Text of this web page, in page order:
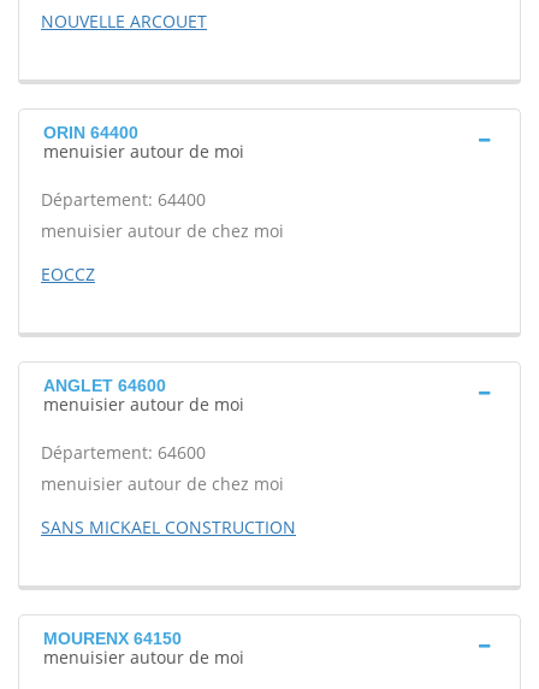
NOUVELLE ARCOUET
ORIN 64400
menuisier autour de moi
Département: 64400
menuisier autour de chez moi
EOCCZ
ANGLET 64600
menuisier autour de moi
Département: 64600
menuisier autour de chez moi
SANS MICKAEL CONSTRUCTION
MOURENX 64150
menuisier autour de moi